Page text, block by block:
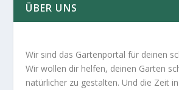
ÜBER UNS
Wir sind das Gartenportal für deinen
Wir wollen dir helfen, deinen Garten
natürlicher zu gestalten. Und die Zeit